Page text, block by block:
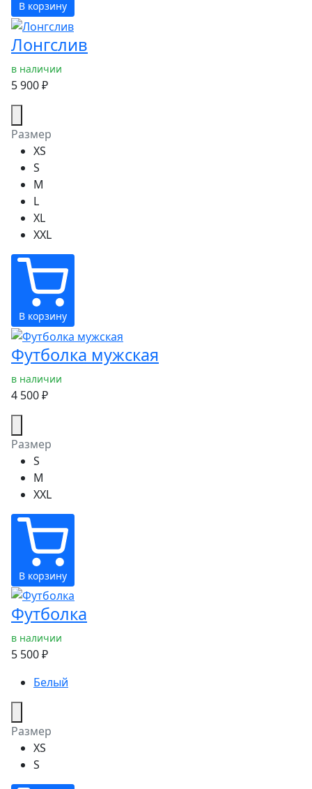
В корзину
Лонгслив
в наличии
5 900 ₽
Размер
XS
S
M
L
XL
XXL
В корзину
Футболка мужская
в наличии
4 500 ₽
Размер
S
M
XXL
В корзину
Футболка
в наличии
5 500 ₽
Белый
Размер
XS
S